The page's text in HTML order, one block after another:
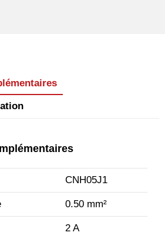
CNH05J1
0.50 mm²
2 A